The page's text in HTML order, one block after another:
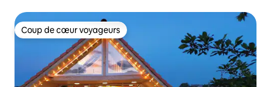
Coup de cœur voyageurs
Coup de cœur voyageurs